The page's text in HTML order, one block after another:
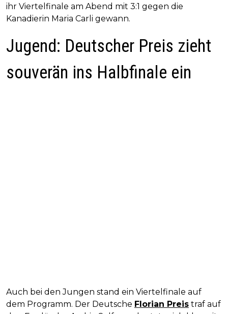
ihr Viertelfinale am Abend mit 3:1 gegen die
Kanadierin Maria Carli gewann.
Jugend: Deutscher Preis zieht
souverän ins Halbfinale ein
Auch bei den Jungen stand ein Viertelfinale auf
dem Programm. Der Deutsche Florian Preis traf auf